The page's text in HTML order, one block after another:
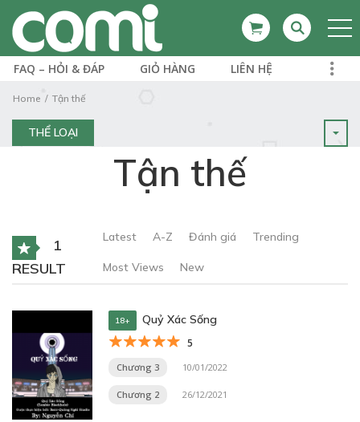
FAQ – HỎI & ĐÁP GIỎ HÀNG LIÊN HỆ
Home Tận thế
THỂ LOẠI
Tận thế
1
RESULT
Latest A-Z Đánh giá Trending
Most Views New
18+ Quỷ Xác Sống
5
Chương 3 10/01/2022
Chương 2 26/12/2021